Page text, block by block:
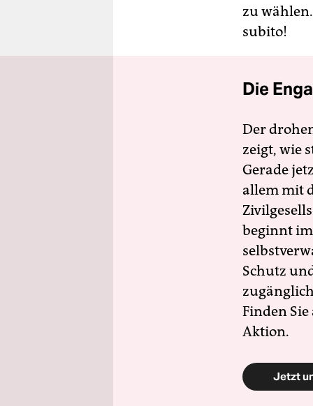
zu
subito!
Die
Der
zeigt, wie
Gerade
allem mit
beginnt
Schutz
Finden
Aktion.
Jetzt